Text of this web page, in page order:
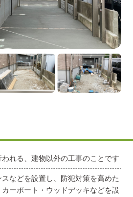
れる、建物以外の工事のことです
などを設置し、防犯対策を高めた
カーポート・ウッドデッキなどを設